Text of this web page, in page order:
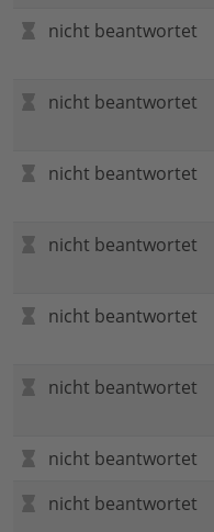
nicht beantwortet
nicht beantwortet
nicht beantwortet
nicht beantwortet
nicht beantwortet
nicht beantwortet
nicht beantwortet
nicht beantwortet